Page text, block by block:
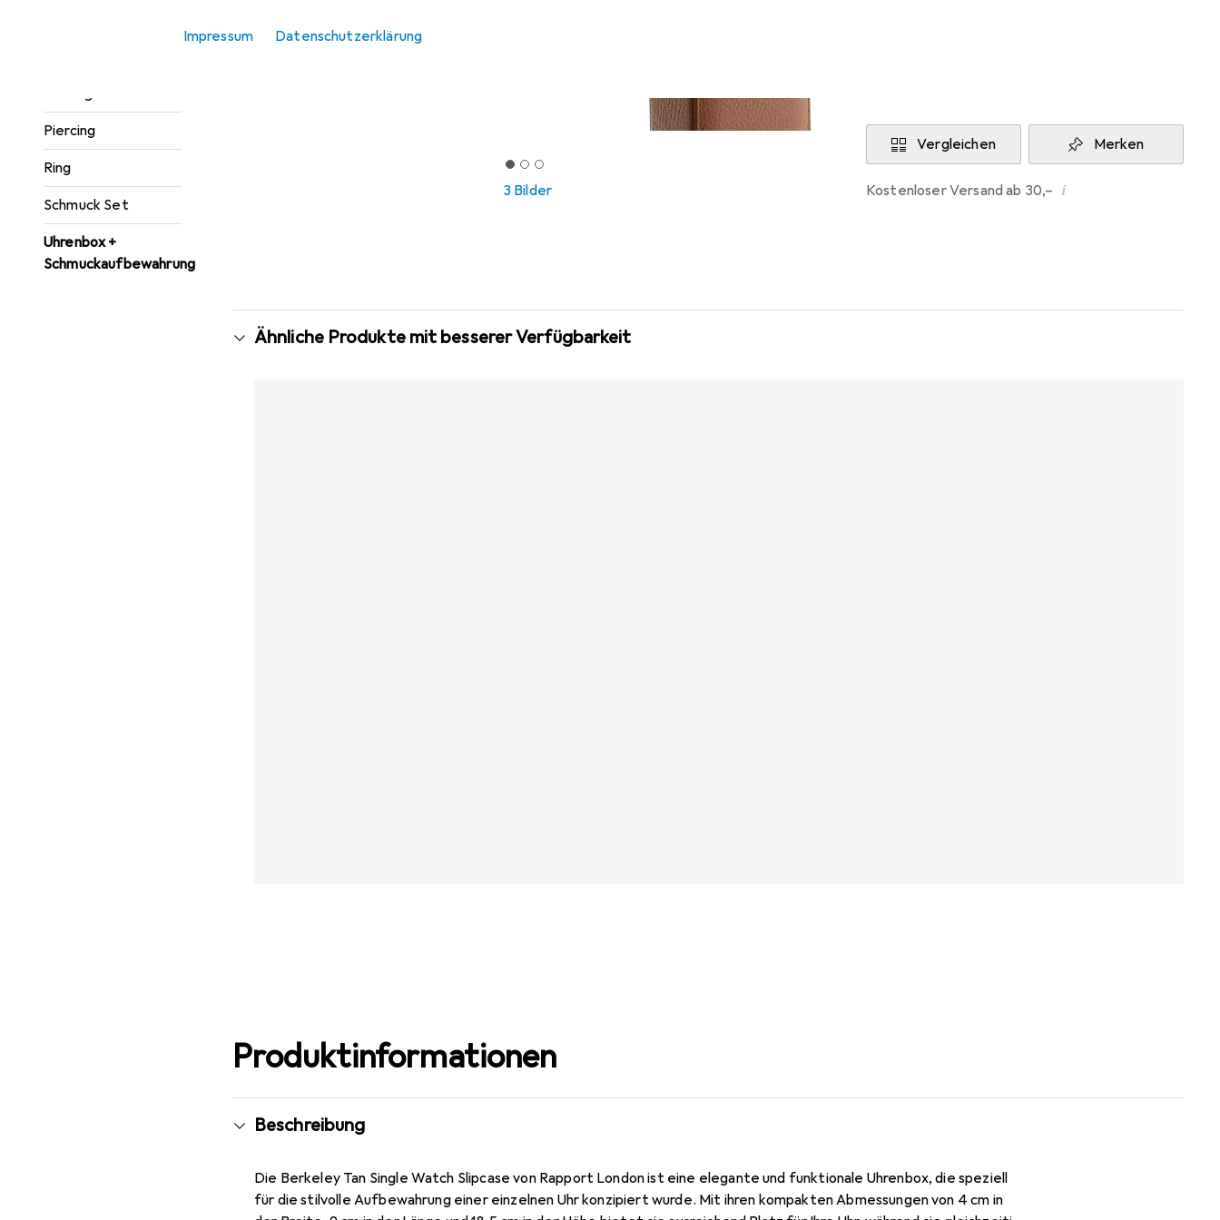
Impressum Datenschutzerklärung
Ohrringe
Piercing
Ring
Schmuck Set
Uhrenbox +
Schmuckaufbewahrung
3 Bilder
Vergleichen Merken
Kostenloser Versand ab 30,– i
Ähnliche Produkte mit besserer Verfügbarkeit
Produktinformationen
Beschreibung
Die Berkeley Tan Single Watch Slipcase von Rapport London ist eine elegante und funktionale Uhrenbox, die speziell
für die stilvolle Aufbewahrung einer einzelnen Uhr konzipiert wurde. Mit ihren kompakten Abmessungen von 4 cm in